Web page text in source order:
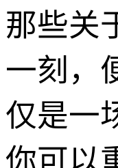
那些关
一刻，
仅是一
你可以